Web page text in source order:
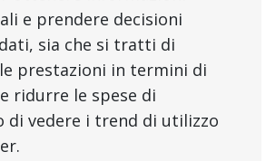
e prendere decisioni
sia che si tratti di
prestazioni in termini di
ridurre le spese di
di vedere i trend di utilizzo